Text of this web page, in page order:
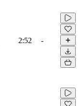
2:52 -